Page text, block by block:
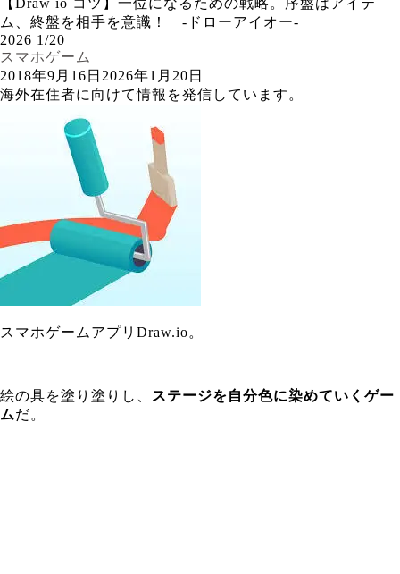
【Draw io コツ】一位になるための戦略。序盤はアイテ
ム、終盤を相手を意識！ -ドローアイオー-
2026 1/20
スマホゲーム
2018年9月16日 2026年1月20日
海外在住者に向けて情報を発信しています。
スマホゲームアプリDraw.io。
絵の具を塗り塗りし、
ステージを自分色に染めていくゲー
ムだ。